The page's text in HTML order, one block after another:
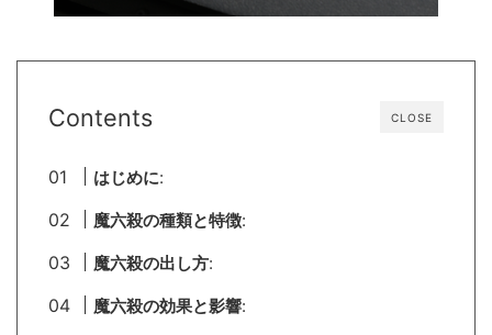
CLOSE
Contents
はじめに:
魔六殺の種類と特徴:
魔六殺の出し方:
魔六殺の効果と影響: